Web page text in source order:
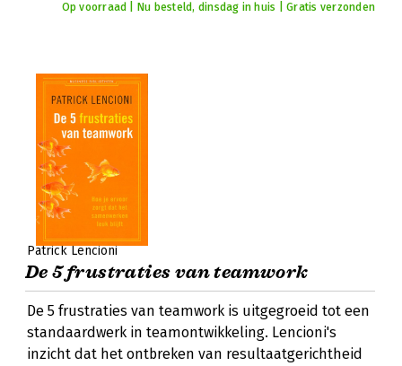
Op voorraad | Nu besteld, dinsdag in huis | Gratis verzonden
Patrick Lencioni
De 5 frustraties van teamwork
De 5 frustraties van teamwork is uitgegroeid tot een
standaardwerk in teamontwikkeling. Lencioni's
inzicht dat het ontbreken van resultaatgerichtheid